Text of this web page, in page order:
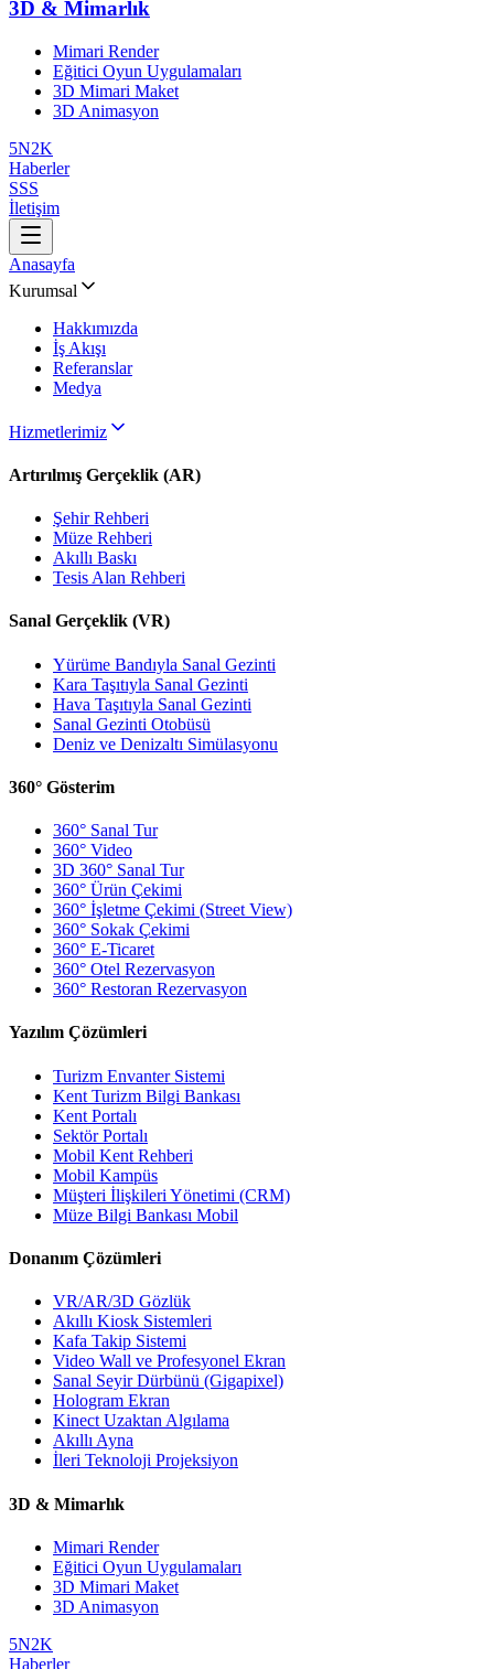
3D & Mimarlık
Mimari Render
Eğitici Oyun Uygulamaları
3D Mimari Maket
3D Animasyon
5N2K
Haberler
SSS
İletişim
Anasayfa
Kurumsal
Hakkımızda
İş Akışı
Referanslar
Medya
Hizmetlerimiz
Artırılmış Gerçeklik (AR)
Şehir Rehberi
Müze Rehberi
Akıllı Baskı
Tesis Alan Rehberi
Sanal Gerçeklik (VR)
Yürüme Bandıyla Sanal Gezinti
Kara Taşıtıyla Sanal Gezinti
Hava Taşıtıyla Sanal Gezinti
Sanal Gezinti Otobüsü
Deniz ve Denizaltı Simülasyonu
360° Gösterim
360° Sanal Tur
360° Video
3D 360° Sanal Tur
360° Ürün Çekimi
360° İşletme Çekimi (Street View)
360° Sokak Çekimi
360° E-Ticaret
360° Otel Rezervasyon
360° Restoran Rezervasyon
Yazılım Çözümleri
Turizm Envanter Sistemi
Kent Turizm Bilgi Bankası
Kent Portalı
Sektör Portalı
Mobil Kent Rehberi
Mobil Kampüs
Müşteri İlişkileri Yönetimi (CRM)
Müze Bilgi Bankası Mobil
Donanım Çözümleri
VR/AR/3D Gözlük
Akıllı Kiosk Sistemleri
Kafa Takip Sistemi
Video Wall ve Profesyonel Ekran
Sanal Seyir Dürbünü (Gigapixel)
Hologram Ekran
Kinect Uzaktan Algılama
Akıllı Ayna
İleri Teknoloji Projeksiyon
3D & Mimarlık
Mimari Render
Eğitici Oyun Uygulamaları
3D Mimari Maket
3D Animasyon
5N2K
Haberler